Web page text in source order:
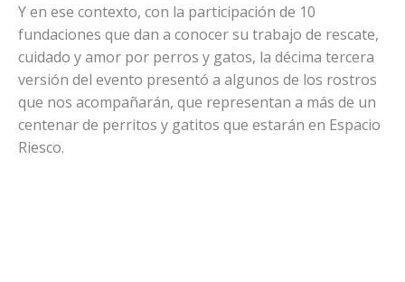
Y en ese contexto, con la participación de 10
fundaciones que dan a conocer su trabajo de rescate,
cuidado y amor por perros y gatos, la décima tercera
versión del evento presentó a algunos de los rostros
que nos acompañarán, que representan a más de un
centenar de perritos y gatitos que estarán en Espacio
Riesco.